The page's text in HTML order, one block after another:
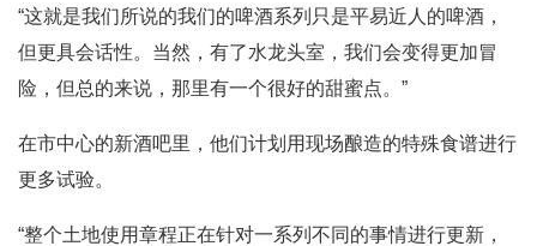
“这就是我们所说的我们的啤酒系列只是平易近人的啤酒，
但更具会话性。当然，有了水龙头室，我们会变得更加冒
险，但总的来说，那里有一个很好的甜蜜点。”
在市中心的新酒吧里，他们计划用现场酿造的特殊食谱进行
更多试验。
“整个土地使用章程正在针对一系列不同的事情进行更新，